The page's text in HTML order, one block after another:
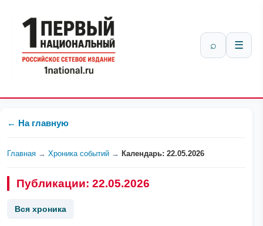
⌕ ☰
← На главную
Главная → Хроника событий → Календарь: 22.05.2026
Публикации: 22.05.2026
Вся хроника